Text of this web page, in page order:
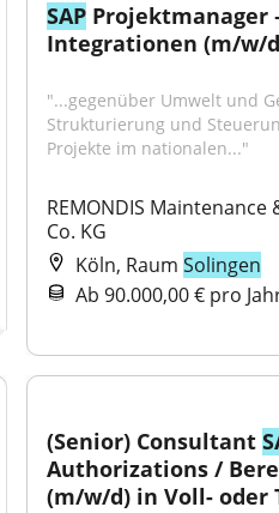
SAP Projektmanager
Integrationen (m/w/
"...gegenüber Umwelt und
Strukturierung und
Projekte im nationalen..."
REMONDIS Maintenance
Co. KG
Köln, Raum Solingen
Ab 90.000,00 € pro
(Senior) Consultant
Authorizations /
(m/w/d) in Voll- oder